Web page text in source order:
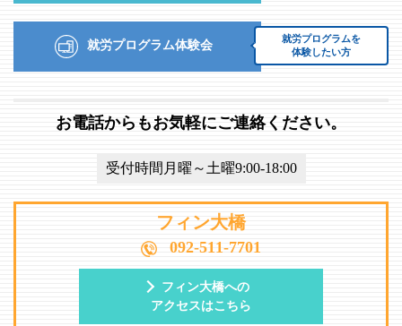
就労プログラムを
体験したい方
就労プログラム体験会
お電話からもお気軽にご連絡ください。
受付時間月曜～土曜9:00-18:00
フィン大橋
092-511-7701
フィン大橋への
アクセスはこちら